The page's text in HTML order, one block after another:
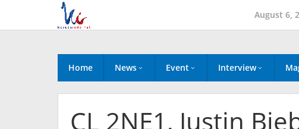
content
August 6,
Home News Event Interview
CL 2NE1, Justin